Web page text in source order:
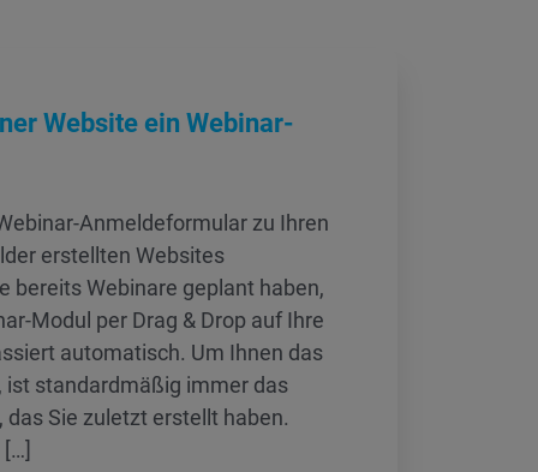
Website ein Webinar-
Anmeldeformular zu Ihren
erstellten Websites
bereits Webinare geplant haben,
Modul per Drag & Drop auf Ihre
automatisch. Um Ihnen das
ist standardmäßig immer das
Sie zuletzt erstellt haben.